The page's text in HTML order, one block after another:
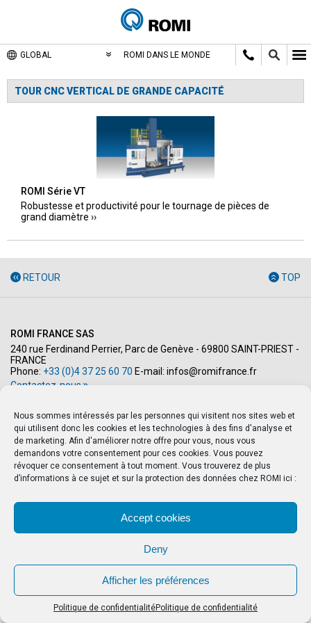
Nous sommes intéressés par les personnes qui visitent nos sites web et
qui utilisent donc les cookies et les technologies à des fins d'analyse et
de marketing. Afin d'améliorer notre offre pour vous, nous vous
demandons votre consentement pour ces cookies. Vous pouvez
révoquer ce consentement à tout moment. Vous trouverez de plus
d’informations à ce sujet et sur la protection des données chez ROMI ici :
Accept cookies
Deny
Afficher les préférences
Politique de confidentialitéPolitique de confidentialité
GLOBAL ROMI DANS LE MONDE
TOUR CNC VERTICAL DE GRANDE CAPACITÉ
ROMI Série VT
Robustesse et productivité pour le tournage de pièces de
grand diamètre
RETOUR TOP
ROMI FRANCE SAS
240 rue Ferdinand Perrier, Parc de Genève - 69800 SAINT-PRIEST -
FRANCE
Phone: +33 (0)4 37 25 60 70 E-mail: infos@romifrance.fr
Contactez-nous
Tous droits réservés Copyright © 2026
POLITIQUE DE CONFIDENTIALITÉ
ALERTE ÉTHIQUE
CRÉDITS